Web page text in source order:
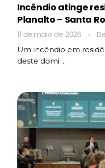
Incêndio atinge
Planalto – Santa
11 de maio de 2026
Um incêndio em
deste domi ...